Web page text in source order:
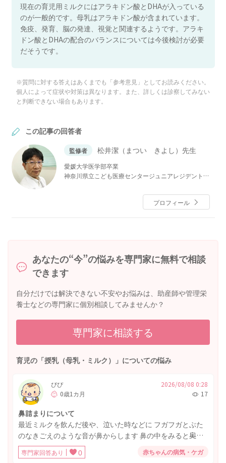
現在の育児用ミルクにはアラキドン酸とDHAが入っている
のが一般的です。母乳はアラキドン酸が含まれています。
免疫、発育、脳の発達、視覚と関連するようです。アラキ
ドン酸とDHAの配合のバランスについては今後検討が必要
だそうです。
※質問に対する答えはあくまでも「参考意見」としてお読みください。
個人によって症状や対策は異なります。また、詳しくは診察してみない
と判断できない場合もあります。
この記事の回答者
監修者 松井潔（まつい きよし）先生
愛媛大学医学部卒業
神奈川県立こども医療センタージュニアレジデント
神奈川県立こども医療センター周産期医療部・新生児
プロフィール
あなたの“今”の悩みを専門家に無料で相談
できます
自分だけでは解決できない不安やお悩みは、助産師や管理栄
養士などの専門家に個別相談してみませんか？
専門家に相談する
育児の「授乳（母乳・ミルク）」についての悩み
ぴぴ
0歳1カ月
2026/08/08 0:28
17
鼻詰まりについて
最近ミルクを飲んだ後や、泣いた時などに フガフガとぶた
のなきごえのような音が鼻からします 鼻の中をみると奥の
方に鼻くそがあり鼻の穴が狭くなっているのかなという感
じです。 しかし、調べてみると手前ではないので綿棒など
専門家回答あり 0 赤ちゃんの病気・ケガ